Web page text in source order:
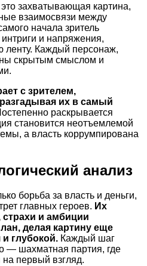
захватывающая картина,
взаимосвязи между
начала зритель
и напряжения,
ленту. Каждый персонаж,
скрытым смыслом и
с зрителем,
их в самый
раскрывается
становится неотъемлемой
а власть коррумпирована
анализ
борьба за власть и деньги,
главных героев. Их
и амбиции
делая картину еще
глубокой. Каждый шаг
— шахматная партия, где
первый взгляд.